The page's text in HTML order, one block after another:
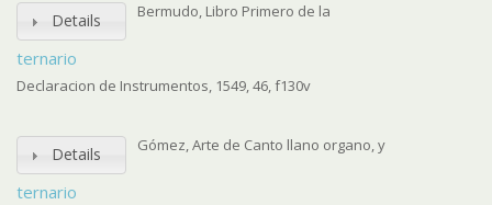
Details
ternario
Bermudo, Libro Primero de la
Declaracion de Instrumentos, 1549, 46, f130v
Details
ternario
Gómez, Arte de Canto llano organo, y